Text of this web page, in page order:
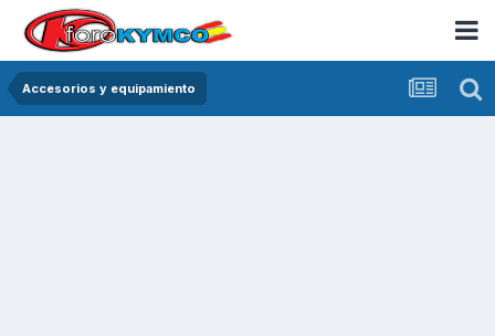
Accesorios y equipamiento